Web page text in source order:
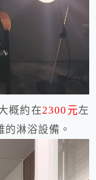
概約在2300元左
淋浴設備。